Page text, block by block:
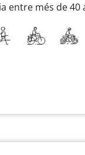
entre més de 40